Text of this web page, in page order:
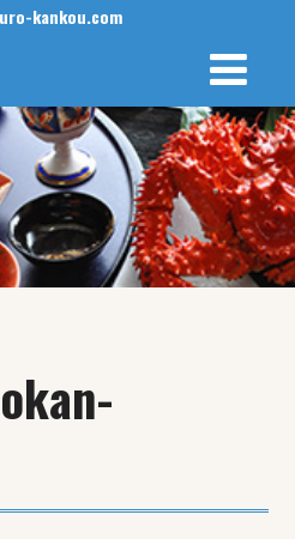
kankou.com